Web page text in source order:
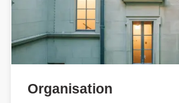
Organisation